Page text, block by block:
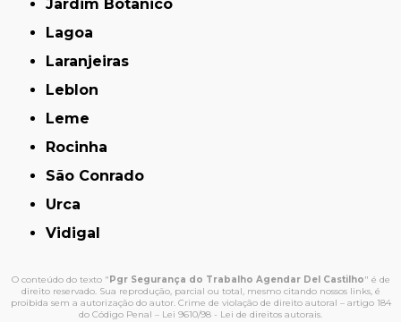
Jardim Botânico
Lagoa
Laranjeiras
Leblon
Leme
Rocinha
São Conrado
Urca
Vidigal
O conteúdo do texto " Pgr Segurança do Trabalho Agendar Del Castilho" é de
direito reservado. Sua reprodução, parcial ou total, mesmo citando nossos links, é
proibida sem a autorização do autor. Crime de violação de direito autoral – artigo 184
do Código Penal – Lei 9610/98 - Lei de direitos autorais.